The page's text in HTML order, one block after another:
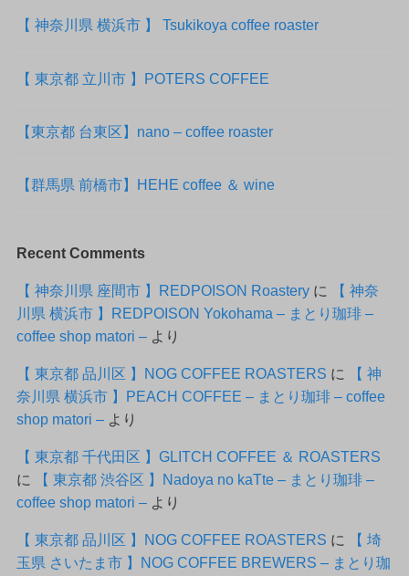
【 神奈川県 横浜市 】 Tsukikoya coffee roaster
【 東京都 立川市 】POTERS COFFEE
【東京都 台東区】nano – coffee roaster
【群馬県 前橋市】HEHE coffee ＆ wine
Recent Comments
【 神奈川県 座間市 】REDPOISON Roasteryに
【 神奈
川県 横浜市 】REDPOISON Yokohama – まとり珈琲 –
coffee shop matori –より
【 東京都 品川区 】NOG COFFEE ROASTERS に
【 神
奈川県 横浜市 】PEACH COFFEE – まとり珈琲 – coffee
shop matori –より
【 東京都 千代田区 】GLITCH COFFEE ＆ ROASTERS
に
【 東京都 渋谷区 】Nadoya no kaTte – まとり珈琲 –
coffee shop matori –より
【 東京都 品川区 】NOG COFFEE ROASTERS に
【 埼
玉県 さいたま市 】NOG COFFEE BREWERS – まとり珈